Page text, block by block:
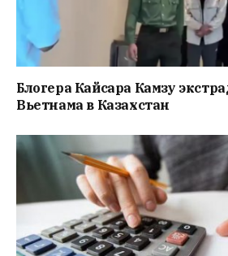
Блогера Кайсара Камзу
Вьетнама в Казахстан